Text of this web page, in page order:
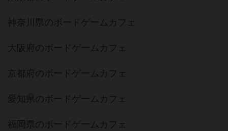
神奈川県のボードゲームカフェ
大阪府のボードゲームカフェ
京都府のボードゲームカフェ
愛知県のボードゲームカフェ
福岡県のボードゲームカフェ